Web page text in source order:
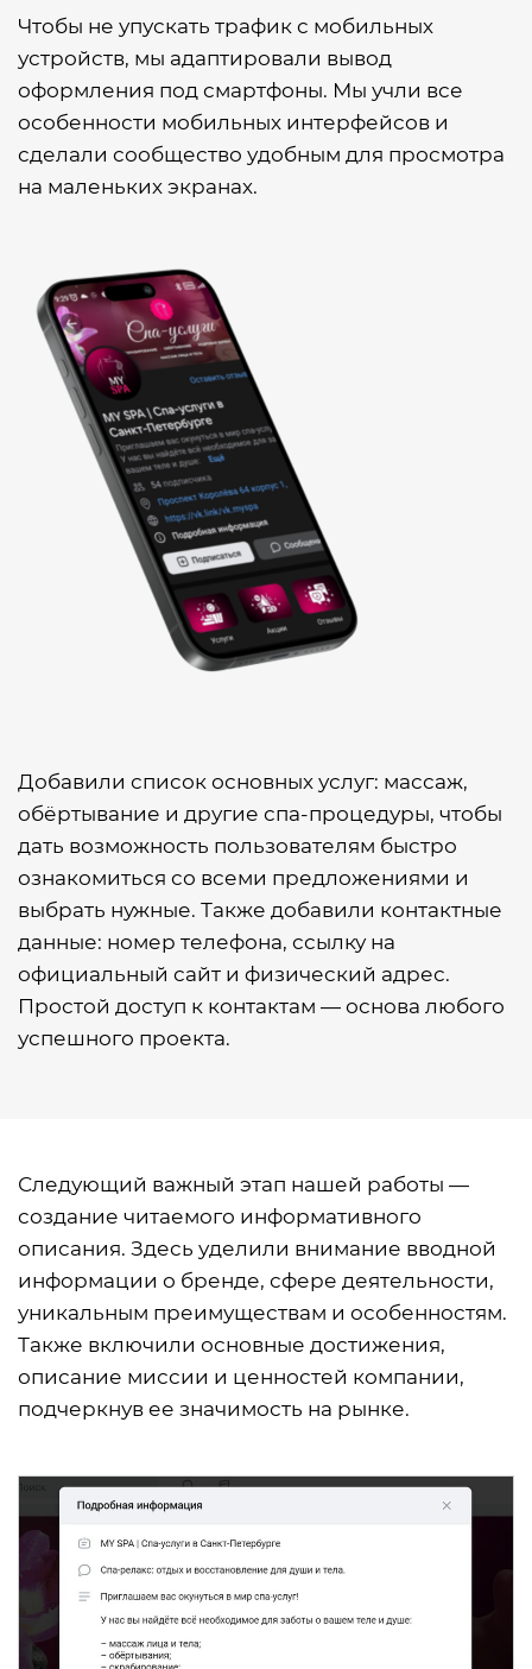
Чтобы не упускать трафик с мобильных
устройств, мы адаптировали вывод
оформления под смартфоны. Мы учли все
особенности мобильных интерфейсов и
сделали сообщество удобным для просмотра
на маленьких экранах.
Добавили список основных услуг: массаж,
обёртывание и другие спа-процедуры, чтобы
дать возможность пользователям быстро
ознакомиться со всеми предложениями и
выбрать нужные. Также добавили контактные
данные: номер телефона, ссылку на
официальный сайт и физический адрес.
Простой доступ к контактам — основа любого
успешного проекта.
Следующий важный этап нашей работы —
создание читаемого информативного
описания. Здесь уделили внимание вводной
информации о бренде, сфере деятельности,
уникальным преимуществам и особенностям.
Также включили основные достижения,
описание миссии и ценностей компании,
подчеркнув ее значимость на рынке.